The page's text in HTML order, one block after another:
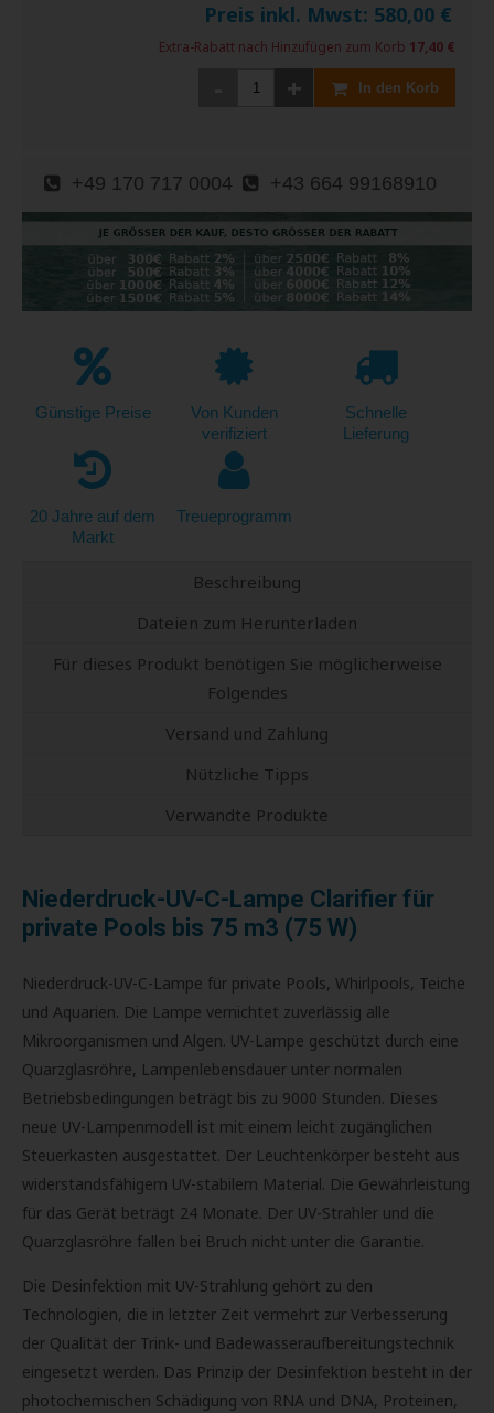
Preis inkl. Mwst: 580,00 €
Extra-Rabatt nach Hinzufügen zum Korb 17,40 €
+ In den Korb
+49 170 717 0004 +43 664 99168910
Günstige Preise
Von Kunden
verifiziert
Schnelle
Lieferung
20 Jahre auf dem
Markt
Treueprogramm
Beschreibung
Dateien zum Herunterladen
Für dieses Produkt benötigen Sie möglicherweise
Folgendes
Versand und Zahlung
Nützliche Tipps
Verwandte Produkte
Niederdruck-UV-C-Lampe Clarifier für
private Pools bis 75 m3 (75 W)
Niederdruck-UV-C-Lampe für private Pools, Whirlpools, Teiche
und Aquarien. Die Lampe vernichtet zuverlässig alle
Mikroorganismen und Algen. UV-Lampe geschützt durch eine
Quarzglasröhre, Lampenlebensdauer unter normalen
Betriebsbedingungen beträgt bis zu 9000 Stunden. Dieses
neue UV-Lampenmodell ist mit einem leicht zugänglichen
Steuerkasten ausgestattet. Der Leuchtenkörper besteht aus
widerstandsfähigem UV-stabilem Material. Die Gewährleistung
für das Gerät beträgt 24 Monate. Der UV-Strahler und die
Quarzglasröhre fallen bei Bruch nicht unter die Garantie.
Die Desinfektion mit UV-Strahlung gehört zu den
Technologien, die in letzter Zeit vermehrt zur Verbesserung
der Qualität der Trink- und Badewasseraufbereitungstechnik
eingesetzt werden. Das Prinzip der Desinfektion besteht in der
photochemischen Schädigung von RNA und DNA, Proteinen,